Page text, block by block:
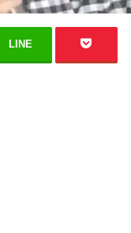
LINE